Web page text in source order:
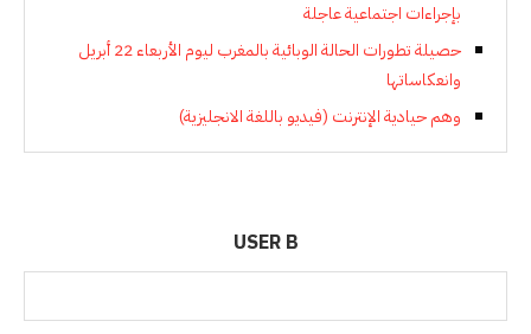
بإجراءات اجتماعية عاجلة
حصيلة تطورات الحالة الوبائية بالمغرب ليوم الأربعاء 22 أبريل
وانعكاساتها
وهم حيادية الإنترنت (فيديو باللغة الانجليزية)
USER B